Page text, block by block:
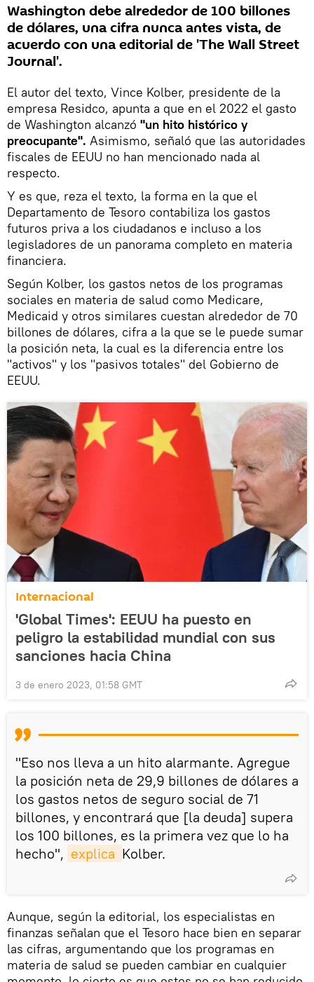
Washington debe alrededor de 100 billones
de dólares, una cifra nunca antes vista, de
acuerdo con una editorial de 'The Wall Street
Journal'.
El autor del texto, Vince Kolber, presidente de la
empresa Residco, apunta a que en el 2022 el gasto
de Washington alcanzó "un hito histórico y
preocupante". Asimismo, señaló que las autoridades
fiscales de EEUU no han mencionado nada al
respecto.
Y es que, reza el texto, la forma en la que el
Departamento de Tesoro contabiliza los gastos
futuros priva a los ciudadanos e incluso a los
legisladores de un panorama completo en materia
financiera.
Según Kolber, los gastos netos de los programas
sociales en materia de salud como Medicare,
Medicaid y otros similares cuestan alrededor de 70
billones de dólares, cifra a la que se le puede sumar
la posición neta, la cual es la diferencia entre los
"activos" y los "pasivos totales" del Gobierno de
EEUU.
Internacional
'Global Times': EEUU ha puesto en
peligro la estabilidad mundial con sus
sanciones hacia China
3 de enero 2023, 01:58 GMT
"Eso nos lleva a un hito alarmante. Agregue
la posición neta de 29,9 billones de dólares a
los gastos netos de seguro social de 71
billones, y encontrará que [la deuda] supera
los 100 billones, es la primera vez que lo ha
hecho", explica Kolber.
Aunque, según la editorial, los especialistas en
finanzas señalan que el Tesoro hace bien en separar
las cifras, argumentando que los programas en
materia de salud se pueden cambiar en cualquier